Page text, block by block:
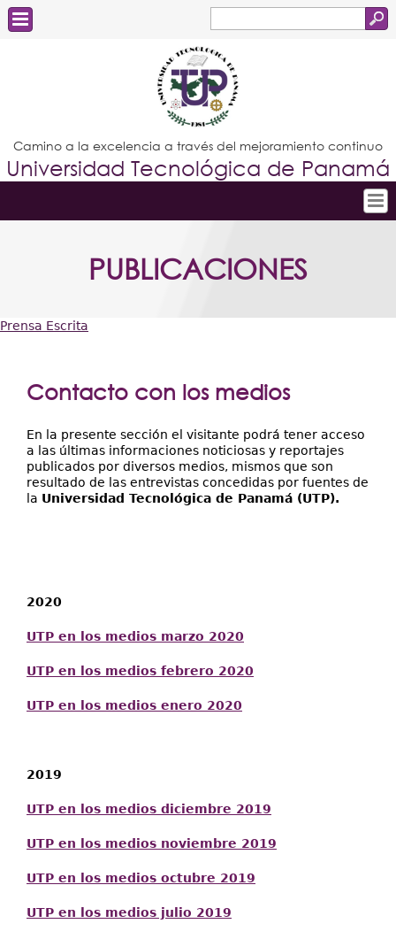
de
búsqueda
Estudiantes
Docentes
Administrativos
Graduados
Camino a la excelencia a través del mejoramiento continuo
Universidad Tecnológica de Panamá
Conoce la UTP
Extensión
Facultades
Centros Regionales
Servicios
PUBLICACIONES
está
Prensa Escrita
Contacto con los medios
En la presente sección el visitante podrá tener acceso
a las últimas informaciones noticiosas y reportajes
publicados por diversos medios, mismos que son
resultado de las entrevistas concedidas por fuentes de
la Universidad Tecnológica de Panamá (UTP).
2020
UTP en los medios marzo 2020
UTP en los medios febrero 2020
UTP en los medios enero 2020
2019
UTP en los medios diciembre 2019
UTP en los medios noviembre 2019
UTP en los medios octubre 2019
UTP en los medios julio 2019